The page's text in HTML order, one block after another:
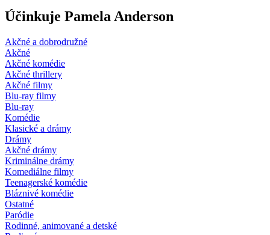
Účinkuje Pamela Anderson
Akčné a dobrodružné
Akčné
Akčné komédie
Akčné thrillery
Akčné filmy
Blu-ray filmy
Blu-ray
Komédie
Klasické a drámy
Drámy
Akčné drámy
Kriminálne drámy
Komediálne filmy
Teenagerské komédie
Bláznivé komédie
Ostatné
Paródie
Rodinné, animované a detské